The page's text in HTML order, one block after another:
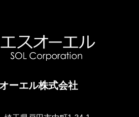
ーエル株式会社